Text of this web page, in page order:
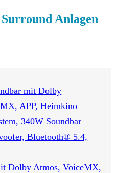
Anlagen
Dolby Atmos, VoiceMX,